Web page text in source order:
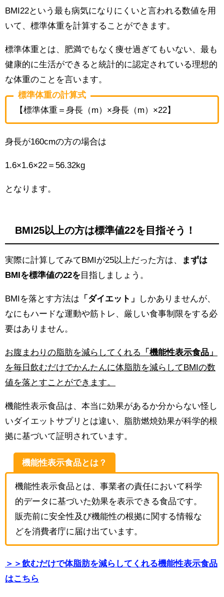
BMI22という最も病気になりにくいと言われる数値を用
いて、標準体重を計算することができます。
標準体重とは、肥満でもなく痩せ過ぎてもいない、最も
健康的に生活ができると統計的に認定されている理想的
な体重のことを言います。
標準体重の計算式
【標準体重＝身長（m）×身長（m）×22】
身長が160cmの方の場合は
1.6×1.6×22＝56.32kg
となります。
BMI25以上の方は標準値22を目指そう！
実際に計算してみてBMIが25以上だった方は、
まずは
BMIを標準値の22を目指しましょう。
BMIを落とす方法は 「ダイエット」
しかありませんが、
なにもハードな運動や筋トレ、厳しい食事制限をする必
要はありません。
お腹まわりの脂肪を減らしてくれる
「機能性表示食品」
を毎日飲むだけでかんたんに体脂肪を減らしてBMIの数
値を落とすことができます。
機能性表示食品は、本当に効果があるか分からない怪し
いダイエットサプリとは違い、脂肪燃焼効果が科学的根
拠に基づいて証明されています。
機能性表示食品とは？
機能性表示食品とは、事業者の責任において科学
的データに基づいた効果を表示できる食品です。
販売前に安全性及び機能性の根拠に関する情報な
どを消費者庁に届け出ています。
＞＞飲むだけで体脂肪を減らしてくれる機能性表示食品
はこちら